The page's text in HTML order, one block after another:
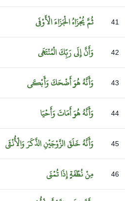
41 ثُمَّيُجْزَاهُالْجَزَاءَالْأَوْفَى
42 وَأَنَّإِلَىرَبِّكَالْمُنْتَهَى
43 وَأَنَّهُهُوَأَضْحَكَوَأَبْكَى
44 وَأَنَّهُهُوَأَمَاتَوَأَحْيَا
45 وَأَنَّهُخَلَقَالزَّوْجَيْنِالذَّكَرَوَالْأُنْثَى
46 مِنْنُطْفَةٍإِذَاتُمْنَى